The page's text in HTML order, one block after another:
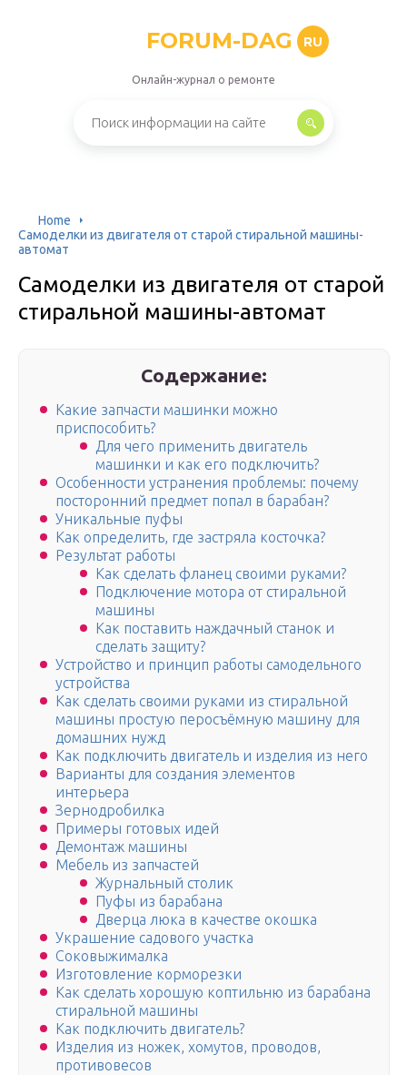
FORUM-DAG RU
Онлайн-журнал о ремонте
Home
Самоделки из двигателя от старой стиральной машины-
автомат
Самоделки из двигателя от старой
стиральной машины-автомат
Содержание:
Какие запчасти машинки можно
приспособить?
Для чего применить двигатель
машинки и как его подключить?
Особенности устранения проблемы: почему
посторонний предмет попал в барабан?
Уникальные пуфы
Как определить, где застряла косточка?
Результат работы
Как сделать фланец своими руками?
Подключение мотора от стиральной
машины
Как поставить наждачный станок и
сделать защиту?
Устройство и принцип работы самодельного
устройства
Как сделать своими руками из стиральной
машины простую перосъёмную машину для
домашних нужд
Как подключить двигатель и изделия из него
Варианты для создания элементов
интерьера
Зернодробилка
Примеры готовых идей
Демонтаж машины
Мебель из запчастей
Журнальный столик
Пуфы из барабана
Дверца люка в качестве окошка
Украшение садового участка
Соковыжималка
Изготовление корморезки
Как сделать хорошую коптильню из барабана
стиральной машины
Как подключить двигатель?
Изделия из ножек, хомутов, проводов,
противовесов